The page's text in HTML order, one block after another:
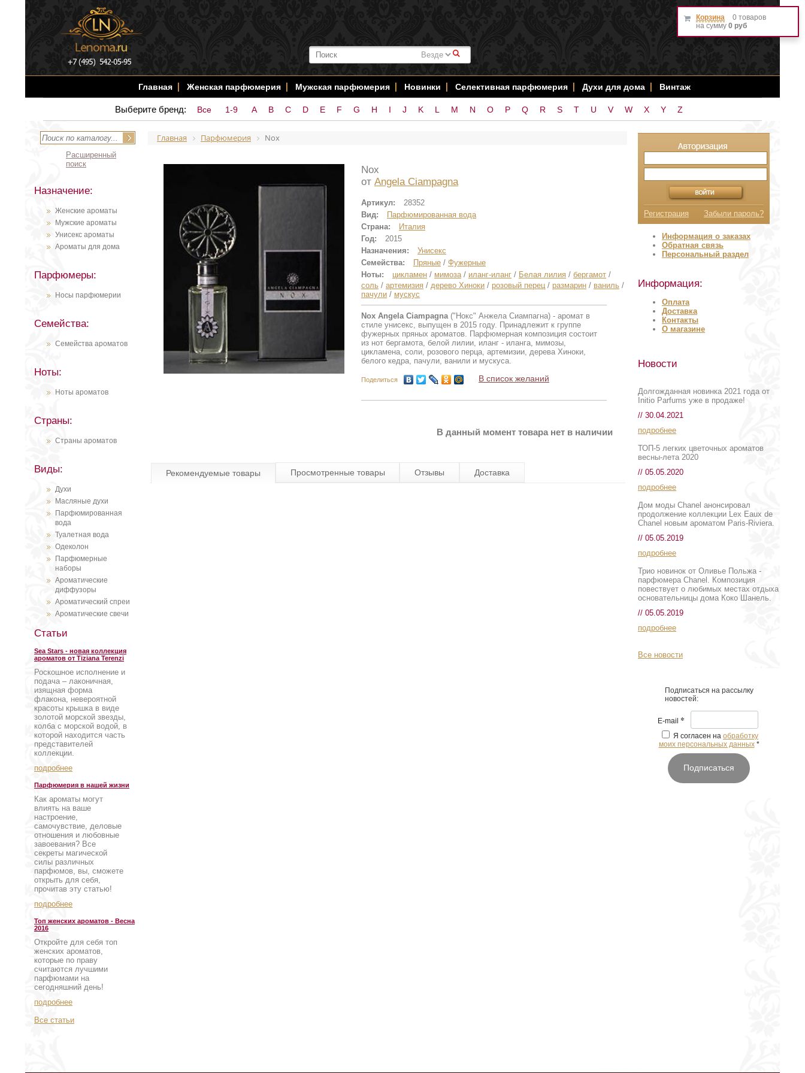
#
Главная Женская парфюмерия Мужская парфюмерия Новинки Селективная парфюмерия Духи для дома Винтаж
Выберите бренд: Все 1-9 A B C D E F G H I J K L M N O P Q R S T U V W X Y Z
Расширенный
поиск
Назначение:
Женские ароматы
Мужские ароматы
Унисекс ароматы
Ароматы для дома
Парфюмеры:
Носы парфюмерии
Семейства:
Семейства ароматов
Ноты:
Ноты ароматов
Страны:
Страны ароматов
Виды:
Духи
Масляные духи
Парфюмированная
вода
Туалетная вода
Одеколон
Парфюмерные
наборы
Ароматические
диффузоры
Ароматический спреи
Ароматические свечи
Статьи
Sea Stars - новая коллекция
ароматов от Tiziana Terenzi
Роскошное исполнение и
подача – лаконичная,
изящная форма
флакона, невероятной
красоты крышка в виде
золотой морской звезды,
колба с морской водой, в
которой находится часть
представителей
коллекции.
подробнее
Парфюмерия в нашей жизни
Как ароматы могут
влиять на ваше
настроение,
самочувствие, деловые
отношения и любовные
завоевания? Все
секреты магической
силы различных
парфюмов, вы, сможете
открыть для себя,
прочитав эту статью!
подробнее
Топ женских ароматов - Весна
2016
Откройте для себя топ
женских ароматов,
которые по праву
считаются лучшими
парфюмами на
сегодняшний день!
подробнее
Все статьи
Главная Парфюмерия Nox
Nox
от Angela Ciampagna
Артикул:
28352
Вид:
Парфюмированная вода
Страна:
Италия
Год:
2015
Назначения:
Унисекс
Семейства:
Пряные / Фужерные
Ноты:
цикламен / мимоза/ иланг-иланг / Белая лилия / бергамот /
соль / артемизия / дерево Хиноки / розовый перец / размарин / ваниль /
пачули / мускус
Nox Angela Ciampagna ("Нокс" Анжела Сиампагна) - аромат в
стиле унисекс, выпущен в 2015 году. Принадлежит к группе
фужерных пряных ароматов. Парфюмерная композиция состоит
из нот бергамота, белой лилии, иланг - иланга, мимозы,
цикламена, соли, розового перца, артемизии, дерева Хиноки,
белого кедра, пачули, ванили и мускуса.
Поделиться В список желаний
В данный момент товара нет в наличии
Рекомендуемые товары Просмотренные товары Отзывы Доставка
Корзина
0 товаров
на сумму 0 руб
Регистрация Забыли пароль?
Информация о заказах
Обратная связь
Персональный раздел
Информация:
Оплата
Доставка
Контакты
О магазине
Новости
Долгожданная новинка 2021 года от
Initio Parfums уже в продаже!
// 30.04.2021
подробнее
ТОП-5 легких цветочных ароматов
весны-лета 2020
// 05.05.2020
подробнее
Дом моды Chanel анонсировал
продолжение коллекции Lex Eaux de
Chanel новым ароматом Paris-Riviera.
// 05.05.2019
подробнее
Трио новинок от Оливье Польжа -
парфюмера Chanel. Композиция
повествует о любимых местах отдыха
основательницы дома Коко Шанель.
// 05.05.2019
подробнее
Все новости
Подписаться на рассылку
новостей:
E-mail *
Я согласен на обработку
моих персональных данных *
Подписаться